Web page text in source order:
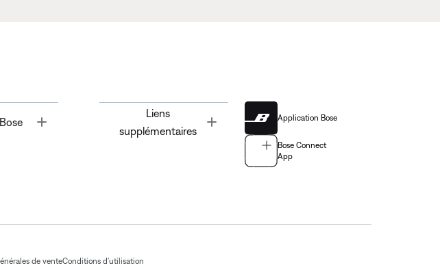
Toggle
Liens
supplémentaires
Application Bose
Bose Connect
App
de venteConditions d'utilisation